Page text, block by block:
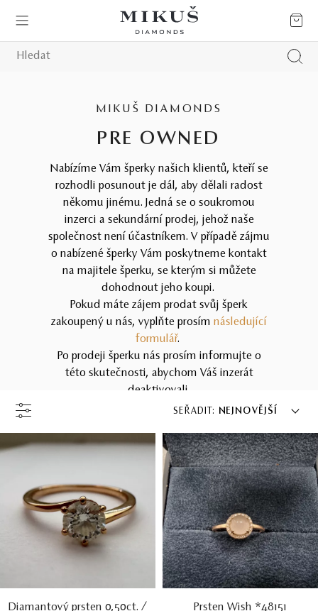
MIKUŠ DIAMONDS
PRE OWNED
Nabízíme Vám šperky našich klientů, kteří se
rozhodli posunout je dál, aby dělali radost
někomu jinému. Jedná se o soukromou
inzerci a sekundární prodej, jehož naše
společnost není účastníkem. V případě zájmu
o nabízené šperky Vám poskytneme kontakt
na majitele šperku, se kterým si můžete
dohodnout jeho koupi.
Pokud máte zájem prodat svůj šperk
zakoupený u nás, vyplňte prosím následující
formulář.
Po prodeji šperku nás prosím informujte o
této skutečnosti, abychom Váš inzerát
deaktivovali.
SEŘADIT: NEJNOVĚJŠÍ
Diamantový prsten 0,50ct. /
Prsten Wish *48151